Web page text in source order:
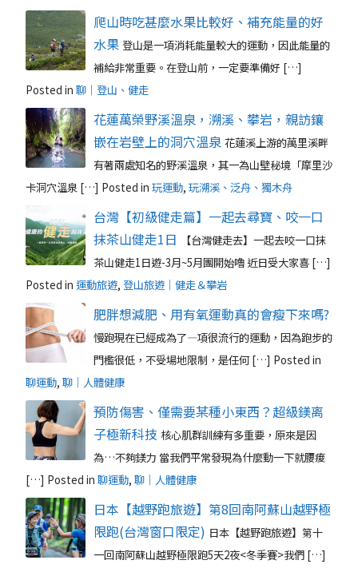
爬山時吃甚麼水果比較好、補充能量的好
水果 登山是一項消耗能量較大的運動，因此能量的
補給非常重要。在登山前，一定要準備好 […]
Posted in 聊｜登山、健走
花蓮萬榮野溪溫泉，溯溪、攀岩，親訪鑲
嵌在岩壁上的洞穴溫泉 花蓮溪上游的萬里溪畔
有著兩處知名的野溪溫泉，其一為山壁秘境「摩里沙
卡洞穴溫泉 […] Posted in 玩運動, 玩溯溪、泛舟、獨木舟
台灣【初級健走篇】一起去尋寶、咬一口
抹茶山健走1日
【台灣健走去】一起去咬一口抹
茶山健走1日遊-3月~5月團開始嚕 近日受大家喜 […]
Posted in 運動旅遊, 登山旅遊｜健走＆攀岩
肥胖想減肥、用有氧運動真的會瘦下來嗎?
慢跑現在已經成為了—項很流行的運動，因為跑步的
門檻很低，不受場地限制，是任何 […] Posted in
聊運動, 聊｜人體健康
預防傷害、僅需要某種小東西？超級鎂离
子極新科技 核心肌群訓練有多重要，原來是因
為…不夠鎂力 當我們平常發現為什麼動一下就腰痠
[…] Posted in 聊運動, 聊｜人體健康
日本【越野跑旅遊】第8回南阿蘇山越野極
限跑(台灣窗口限定) 日本【越野跑旅遊】第十
一回南阿蘇山越野極限跑5天2夜<冬季賽>我們 […]